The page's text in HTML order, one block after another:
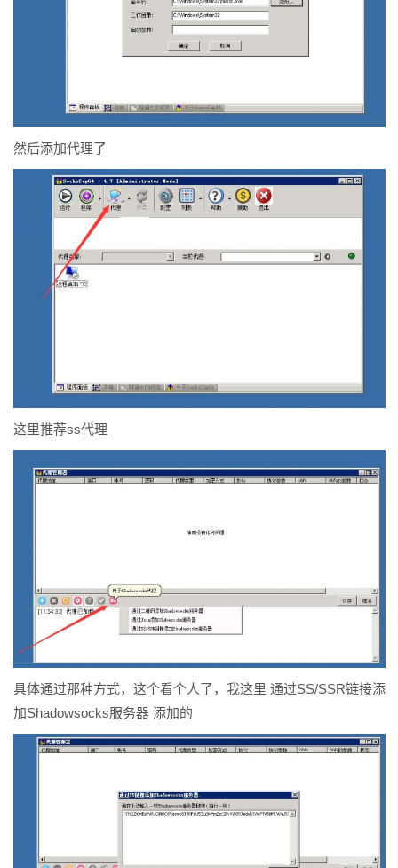
然后添加代理了
这里推荐ss代理
具体通过那种方式，这个看个人了，我这里 通过SS/SSR链接添
加Shadowsocks服务器 添加的